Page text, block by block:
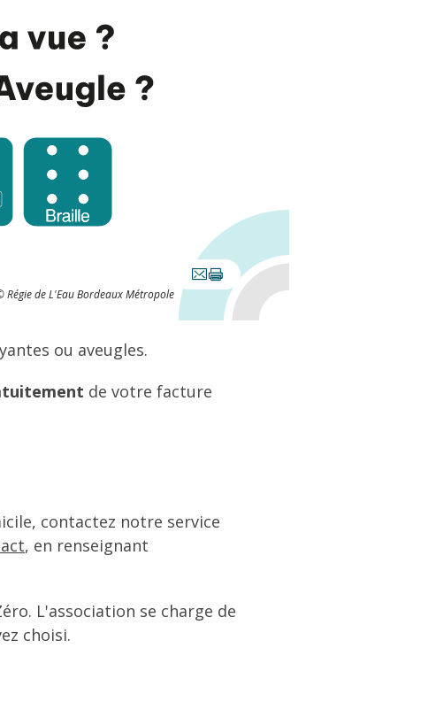
Régie de L'Eau Bordeaux Métropole
ou aveugles.
de votre facture
contactez notre service
, en renseignant
L'association se charge de
choisi.